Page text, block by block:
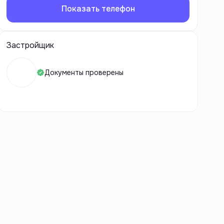
Показать телефон
Застройщик
Документы проверены